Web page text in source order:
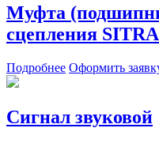
Муфта
сцепления
Подробнее Оформить
Сигнал звуковой